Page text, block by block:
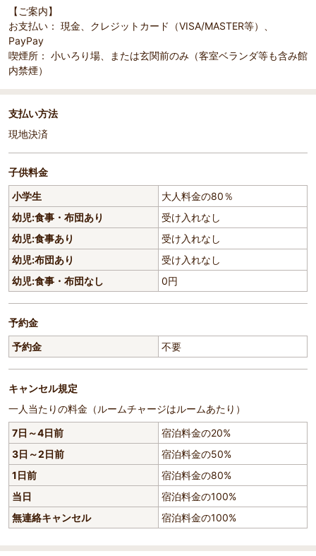
【ご案内】
お支払い： 現金、クレジットカード（VISA/MASTER等）、
PayPay
喫煙所： 小いろり場、または玄関前のみ（客室ベランダ等も含み館
内禁煙）
支払い方法
現地決済
子供料金
小学生
大人料金の80％
幼児:食事・布団あり
受け入れなし
幼児:食事あり
受け入れなし
幼児:布団あり
受け入れなし
幼児:食事・布団なし
0円
予約金
予約金
不要
キャンセル規定
一人当たりの料金（ルームチャージはルームあたり）
7日～4日前
宿泊料金の20%
3日～2日前
宿泊料金の50%
1日前
宿泊料金の80%
当日
宿泊料金の100%
無連絡キャンセル
宿泊料金の100%